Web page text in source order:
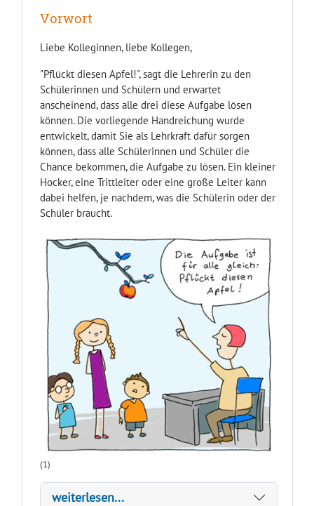
Vorwort
Liebe Kolleginnen, liebe Kollegen,
"Pflückt diesen Apfel!", sagt die Lehrerin zu den
Schülerinnen und Schülern und erwartet
anscheinend, dass alle drei diese Aufgabe lösen
können. Die vorliegende Handreichung wurde
entwickelt, damit Sie als Lehrkraft dafür sorgen
können, dass alle Schülerinnen und Schüler die
Chance bekommen, die Aufgabe zu lösen. Ein kleiner
Hocker, eine Trittleiter oder eine große Leiter kann
dabei helfen, je nachdem, was die Schülerin oder der
Schüler braucht.
(1)
weiterlesen...